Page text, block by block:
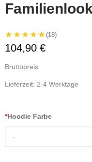
★★★★★(18)
104,90 €
Bruttopreis
Lieferzeit: 2-4 Werktage
*Hoodie Farbe
-